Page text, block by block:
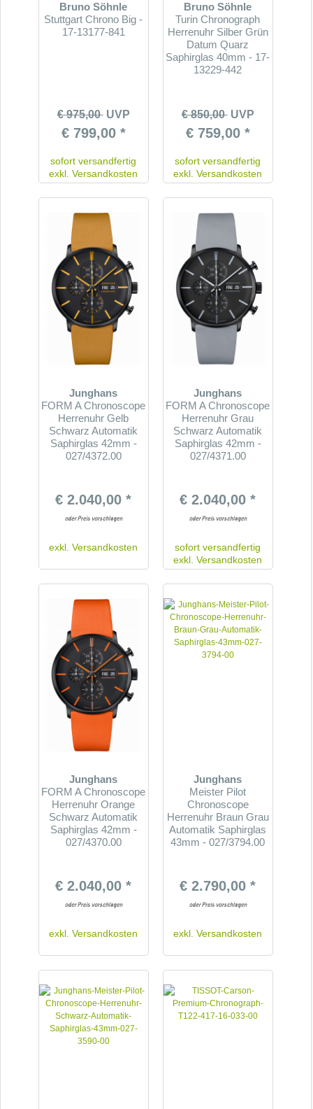
Bruno Söhnle
Stuttgart Chrono Big -
17-13177-841
€ 975,00UVP
€ 799,00 *
sofort versandfertig
exkl.Versandkosten
Bruno Söhnle
Turin Chronograph
Herrenuhr Silber Grün
Datum Quarz
Saphirglas 40mm - 17-
13229-442
€ 850,00UVP
€ 759,00 *
sofort versandfertig
exkl.Versandkosten
Junghans
FORM A Chronoscope
Herrenuhr Gelb
Schwarz Automatik
Saphirglas 42mm -
027/4372.00
€ 2.040,00 *
exkl.Versandkosten
Junghans
FORM A Chronoscope
Herrenuhr Grau
Schwarz Automatik
Saphirglas 42mm -
027/4371.00
€ 2.040,00 *
sofort versandfertig
exkl.Versandkosten
Junghans
FORM A Chronoscope
Herrenuhr Orange
Schwarz Automatik
Saphirglas 42mm -
027/4370.00
€ 2.040,00 *
exkl.Versandkosten
Junghans
Meister Pilot
Chronoscope
Herrenuhr Braun Grau
Automatik Saphirglas
43mm - 027/3794.00
€ 2.790,00 *
exkl.Versandkosten